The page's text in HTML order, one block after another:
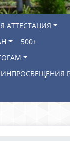
АТТЕСТАЦИЯ
500+